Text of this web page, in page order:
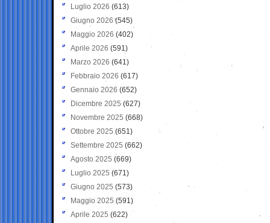
Luglio 2026 (613)
Giugno 2026 (545)
Maggio 2026 (402)
Aprile 2026 (591)
Marzo 2026 (641)
Febbraio 2026 (617)
Gennaio 2026 (652)
Dicembre 2025 (627)
Novembre 2025 (668)
Ottobre 2025 (651)
Settembre 2025 (662)
Agosto 2025 (669)
Luglio 2025 (671)
Giugno 2025 (573)
Maggio 2025 (591)
Aprile 2025 (622)